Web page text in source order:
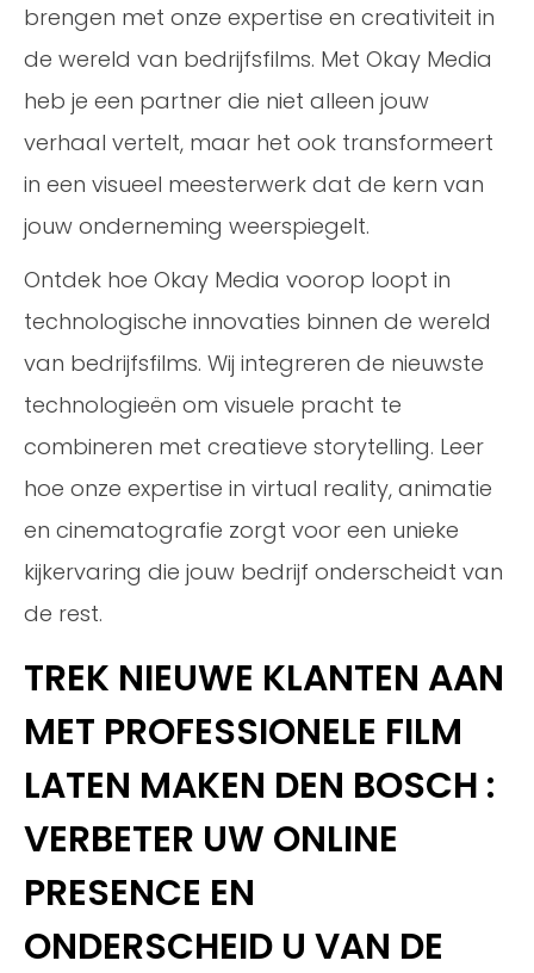
brengen met onze expertise en creativiteit in
de wereld van bedrijfsfilms. Met Okay Media
heb je een partner die niet alleen jouw
verhaal vertelt, maar het ook transformeert
in een visueel meesterwerk dat de kern van
jouw onderneming weerspiegelt.
Ontdek hoe Okay Media voorop loopt in
technologische innovaties binnen de wereld
van bedrijfsfilms. Wij integreren de nieuwste
technologieën om visuele pracht te
combineren met creatieve storytelling. Leer
hoe onze expertise in virtual reality, animatie
en cinematografie zorgt voor een unieke
kijkervaring die jouw bedrijf onderscheidt van
de rest.
TREK NIEUWE KLANTEN AAN
MET PROFESSIONELE FILM
LATEN MAKEN DEN BOSCH :
VERBETER UW ONLINE
PRESENCE EN
ONDERSCHEID U VAN DE